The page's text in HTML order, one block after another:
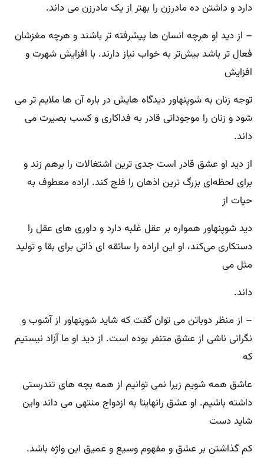
دارد و داشتن ده مادرزن را بهتر از یک مادرزن می ‌داند.
– از دید او هرچه انسان ‌ها پیشرفته‌ تر باشند و هرچه مغزشان
فعال ‌تر باشد بیش‌تر به خواب نیاز دارند. با افزایش شهرت و
افزایش
توجه زنان به شوپنهاور دیدگاه‌ هایش در باره آن ‌ها ملایم ‌تر می‌
شود و زنان را موجوداتی قادر به فداکاری و کسب بصیرت می
‌داند.
از دید او عشق قادر است جدی ‌ترین اشتغالات را برهم زند و
برای لحظه‌ای بزرگ ‌ترین اذهان را فلج کند. اراده معطوف به
حیات از
دید شوپنهاور همواره بر عقل غلبه دارد و داوری ‌های عقل را
دستکاری می‌کند، او این اراده را سائقه ‌ای ذاتی برای بقا و تولید
مثل می‌
داند.
– از منظر دوباتن می ‌توان گفت که شاید شوپنهاور از آشوب و
نگرانی ناشی از عشق متنفر بوده است‌. از دید او ما آزاد نیستیم
که
عاشق همه شویم زیرا نمی ‌توانیم از همه بچه ‌های تندرستی
داشته باشیم‌. او عشق رانهایتا به ازدواج منتهی می داند واین
شاید دست
کم گذاشتن بر عشق و مفهوم وسیع و عمیق این واژه باشد.